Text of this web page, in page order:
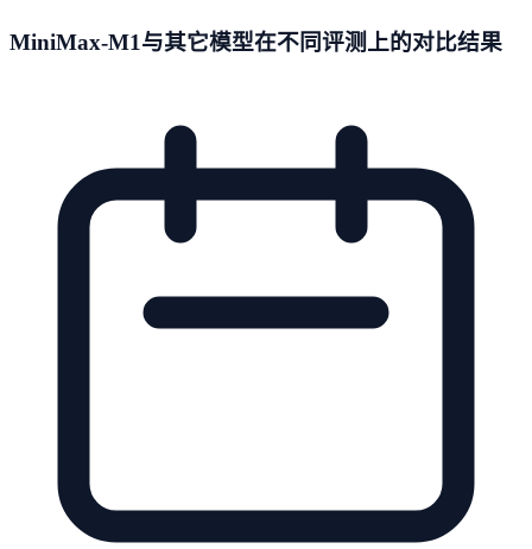
MiniMax-M1与其它模型在不同评测上的对比结果